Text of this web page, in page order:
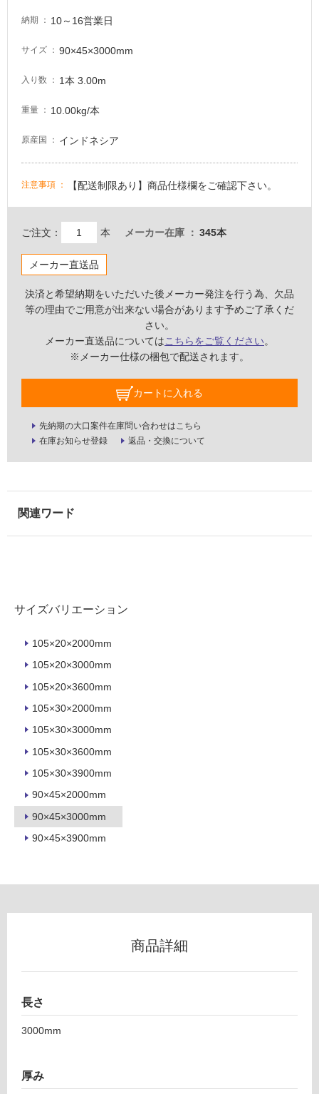
納期 10～16営業日
サイズ 90×45×3000mm
入り数 1本 3.00m
重量 10.00kg/本
原産国 インドネシア
注意事項 【配送制限あり】商品仕様欄をご確認下さい。
ご注文： 本 メーカー在庫 345本
メーカー直送品
決済と希望納期をいただいた後メーカー発注を行う為、欠品
等の理由でご用意が出来ない場合があります予めご了承くだ
さい。
メーカー直送品についてはこちらをご覧ください。
※メーカー仕様の梱包で配送されます。
カートに入れる
先納期の大口案件在庫問い合わせはこちら
在庫お知らせ登録
返品・交換について
サイズバリエーション
105×20×2000mm
105×20×3000mm
105×20×3600mm
105×30×2000mm
105×30×3000mm
105×30×3600mm
105×30×3900mm
90×45×2000mm
90×45×3000mm
90×45×3900mm
非
に
し
い
し
て
が
注
意
が
必
要
し
て
い
い
内
外
壁・
可
能
使
用
能
(寒
冷
以
外)
使
可
ー
ン
商品詳細
長さ
3000mm
厚み